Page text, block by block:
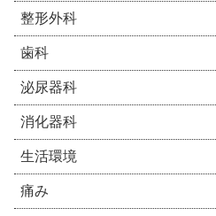
整形外科
歯科
泌尿器科
消化器科
生活環境
痛み